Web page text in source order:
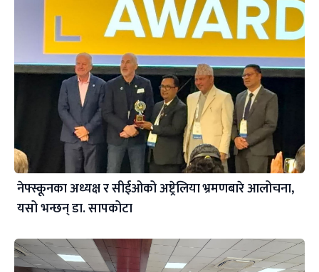
नेफ्स्कूनका अध्यक्ष र सीईओको अष्ट्रेलिया भ्रमणबारे आलोचना,
यसो भन्छन् डा‍. सापकोटा